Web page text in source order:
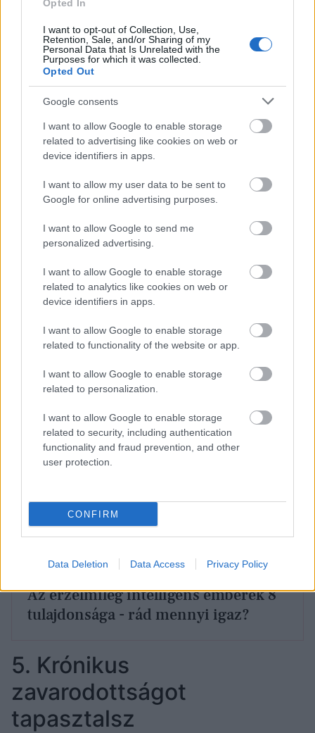
Opted In
I want to opt-out of Collection, Use,
Retention, Sale, and/or Sharing of my
Personal Data that Is Unrelated with the
Purposes for which it was collected.
Opted Out
Google consents
I want to allow Google to enable storage
related to advertising like cookies on web or
device identifiers in apps.
I want to allow my user data to be sent to
Google for online advertising purposes.
I want to allow Google to send me
personalized advertising.
I want to allow Google to enable storage
related to analytics like cookies on web or
device identifiers in apps.
I want to allow Google to enable storage
related to functionality of the website or app.
I want to allow Google to enable storage
related to personalization.
I want to allow Google to enable storage
related to security, including authentication
functionality and fraud prevention, and other
user protection.
CONFIRM
Data Deletion Data Access Privacy Policy
3. Kiegyensúlyozatlan a
kapcsolatod
Az egészséges kapcsolatok a kölcsönösségen, a
kölcsönös tiszteleten és szereteten alapulnak. Ha a
kapcsolatot egyoldalúnak érzed, ahol te
folyamatosan adsz, a másik pedig mindig elvesz és
manipulációról lehet szó.
4. Elszigetelődsz másoktól
A manipulátorok gyakran megpróbálnak elszigetelni
a barátaidtól és a családodtól. Ezáltal még inkább
függővé válsz tőlük, és kevésbé valószínű, hogy
külső nézőpontból láthatod a viselkedését. Ha a
lépsz kapcsolatba a hozzád közel álló személyekkel,
érdemes átgondolnod, mi lehet ennek az oka.
Az érzelmileg intelligens emberek 8
tulajdonsága - rád mennyi igaz?
5. Krónikus
zavarodottságot
tapasztalsz